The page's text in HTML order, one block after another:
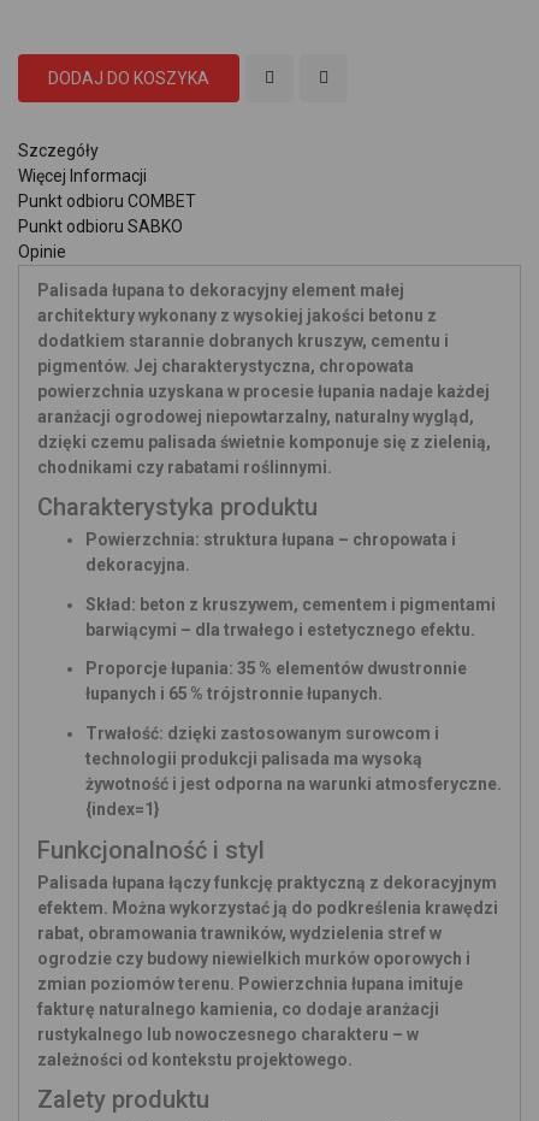
DODAJ DO KOSZYKA
Szczegóły
Więcej Informacji
Punkt odbioru COMBET
Punkt odbioru SABKO
Opinie
Palisada łupana to dekoracyjny element małej
architektury wykonany z wysokiej jakości betonu z
dodatkiem starannie dobranych kruszyw, cementu i
pigmentów. Jej charakterystyczna, chropowata
powierzchnia uzyskana w procesie łupania nadaje każdej
aranżacji ogrodowej niepowtarzalny, naturalny wygląd,
dzięki czemu palisada świetnie komponuje się z zielenią,
chodnikami czy rabatami roślinnymi.
Charakterystyka produktu
Powierzchnia: struktura łupana – chropowata i
dekoracyjna.
Skład: beton z kruszywem, cementem i pigmentami
barwiącymi – dla trwałego i estetycznego efektu.
Proporcje łupania: 35 % elementów dwustronnie
łupanych i 65 % trójstronnie łupanych.
Trwałość: dzięki zastosowanym surowcom i
technologii produkcji palisada ma wysoką
żywotność i jest odporna na warunki atmosferyczne.
{index=1}
Funkcjonalność i styl
Palisada łupana łączy funkcję praktyczną z dekoracyjnym
efektem. Można wykorzystać ją do podkreślenia krawędzi
rabat, obramowania trawników, wydzielenia stref w
ogrodzie czy budowy niewielkich murków oporowych i
zmian poziomów terenu. Powierzchnia łupana imituje
fakturę naturalnego kamienia, co dodaje aranżacji
rustykalnego lub nowoczesnego charakteru – w
zależności od kontekstu projektowego.
Zalety produktu